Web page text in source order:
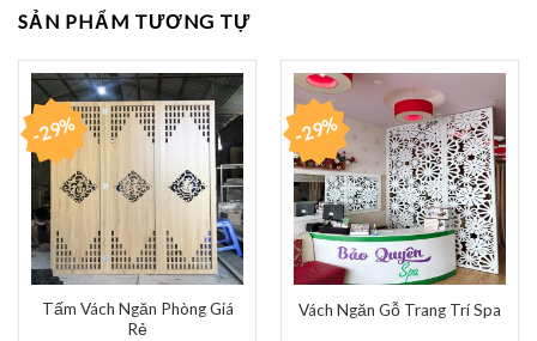
SẢN PHẨM TƯƠNG TỰ
-29%
Tấm Vách Ngăn Phòng Giá
Rẻ
-29%
Vách Ngăn Gỗ Trang Trí Spa